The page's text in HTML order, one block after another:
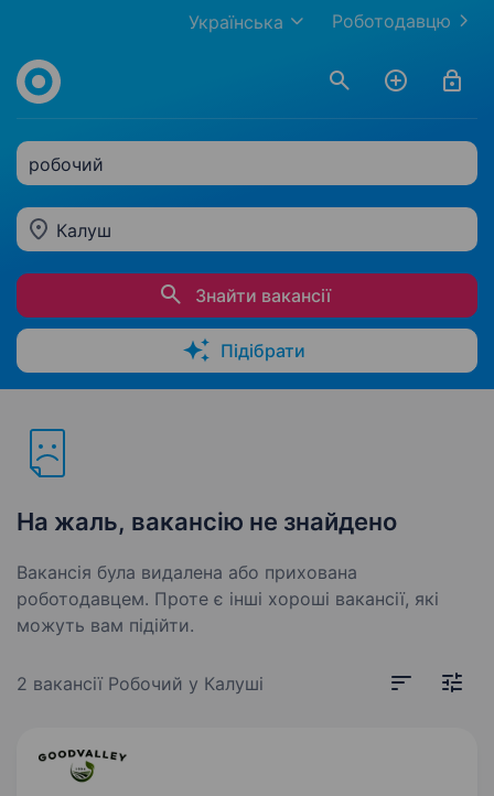
Роботодавцю
Українська
робочий
Калуш
Знайти вакансії
Підібрати
На жаль, вакансію не знайдено
Вакансія була видалена або прихована
роботодавцем. Проте є інші хороші вакансії, які
можуть вам підійти.
2 вакансії Робочий у Калуші